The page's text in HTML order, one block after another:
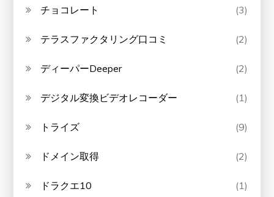
チョコレート (3)
テラスファクタリング口コミ (2)
ディーパーDeeper (2)
デジタル変換ビデオレコーダー (1)
トライズ (9)
ドメイン取得 (2)
ドラクエ10 (1)